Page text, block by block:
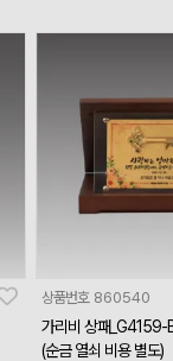
상품번호 860540
가리비 상패_G4159-
(순금 열쇠 비용 별도)